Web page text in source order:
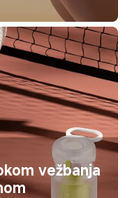
vežbanja